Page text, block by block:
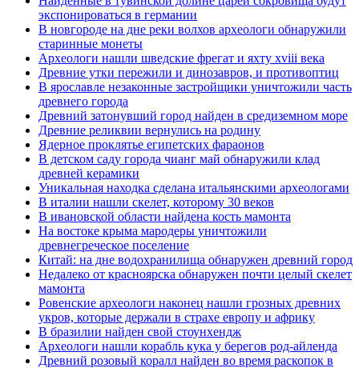
экспонироваться в германии
В новгороде на дне реки волхов археологи обнаружили
старинные монеты
Археологи нашли шведские фрегат и яхту xviii века
Древние утки пережили и динозавров, и противоптиц
В ярославле незаконные застройщики уничтожили часть
древнего города
Древний затонувший город найден в средиземном море
Древние реликвии вернулись на родину
Ядерное проклятье египетских фараонов
В детском саду города чианг май обнаружили клад
древней керамики
Уникальная находка сделана итальянскими археологами
В италии нашли скелет, которому 30 веков
В ивановской области найдена кость мамонта
На востоке крыма мародеры уничтожили
древнегреческое поселение
Китай: на дне водохранилища обнаружен древний город
Недалеко от красноярска обнаружен почти целый скелет
мамонта
Ровенские археологи наконец нашли грозных древних
укров, которые держали в страхе европу и африку
В бразилии найден свой стоунхендж
Археологи нашли корабль кука у берегов род-айленда
Древний розовый коралл найден во время раскопок в